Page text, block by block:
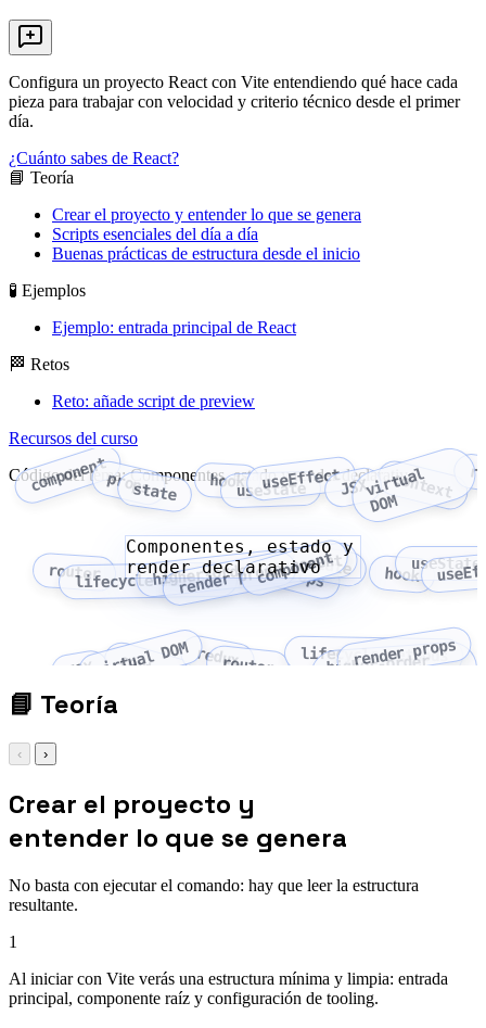
Configura un proyecto React con Vite entendiendo qué hace cada
pieza para trabajar con velocidad y criterio técnico desde el primer
día.
¿Cuánto sabes de React?
📘 Teoría
Crear el proyecto y entender lo que se genera
Scripts esenciales del día a día
Buenas prácticas de estructura desde el inicio
🧪 Ejemplos
Ejemplo: entrada principal de React
🏁 Retos
Reto: añade script de preview
Recursos del curso
Código del tema: Componentes, estado y render declarativo
componentpropsstate hookuseState
useEffectJSXv
i
r
t
u
a
l
D
O
M
context
routerlifecycle methodshigher-order component
render propscomponent
propsstate hook
useState
JSXvirtual DOM
context reduxrouter lifecycle methods
higher-order
render props
Componentes, estado y
render declarativo
📘 Teoría
‹ ›
Crear el proyecto y
entender lo que se genera
No basta con ejecutar el comando: hay que leer la estructura
resultante.
1
Al iniciar con Vite verás una estructura mínima y limpia: entrada
principal, componente raíz y configuración de tooling.